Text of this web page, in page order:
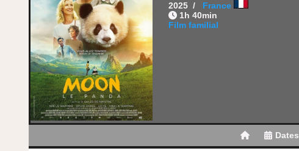
2025 / France
1h 40min
Film familial
Dates